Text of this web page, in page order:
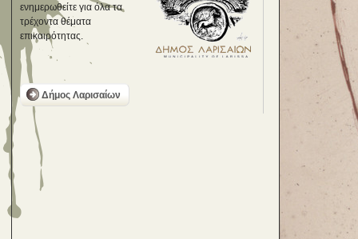
ενημερωθείτε για όλα τα
τρέχοντα θέματα
επικαιρότητας.
Δήμος Λαρισαίων